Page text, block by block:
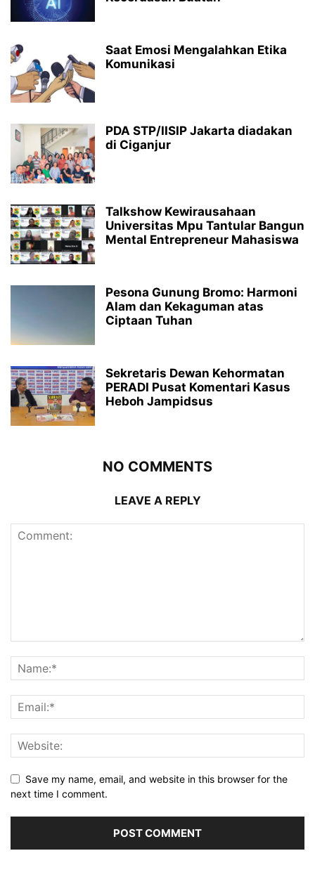
Saat Emosi Mengalahkan Etika
Komunikasi
PDA STP/IISIP Jakarta diadakan
di Ciganjur
Talkshow Kewirausahaan
Universitas Mpu Tantular Bangun
Mental Entrepreneur Mahasiswa
Pesona Gunung Bromo: Harmoni
Alam dan Kekaguman atas
Ciptaan Tuhan
Sekretaris Dewan Kehormatan
PERADI Pusat Komentari Kasus
Heboh Jampidsus
NO COMMENTS
LEAVE A REPLY
Save my name, email, and website in this browser for the
next time I comment.